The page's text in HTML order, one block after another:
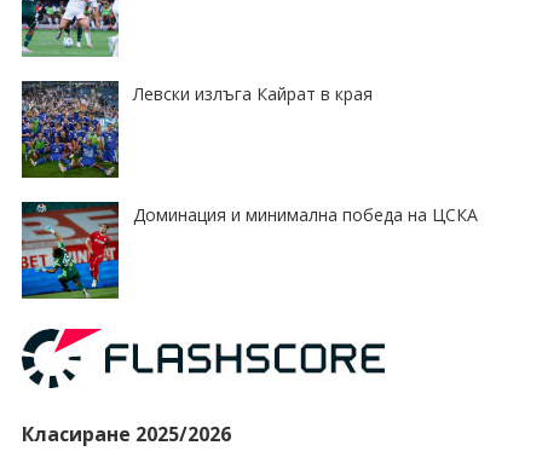
Левски излъга Кайрат в края
Доминация и минимална победа на ЦСКА
Класиране 2025/2026